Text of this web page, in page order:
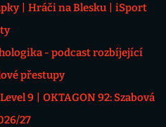
Hráči na Blesku
iSport
- podcast rozbíjející
přestupy
9
OKTAGON 92: Szabová
27